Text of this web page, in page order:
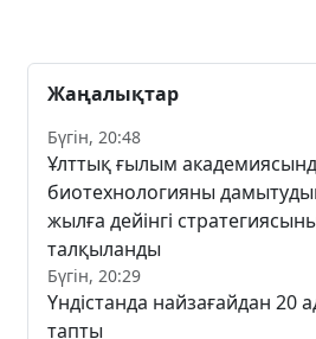
Жаңалықтар
Бүгін, 20:48
Ұлттық ғылым
биотехнологияны
жылға дейінгі
талқыланды
Бүгін, 20:29
Үндістанда найзағайдан 20
тапты